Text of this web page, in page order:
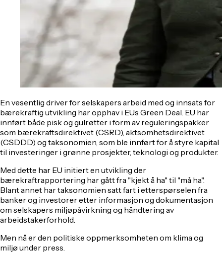
En vesentlig driver for selskapers arbeid med og innsats for
bærekraftig utvikling har opphav i EUs Green Deal. EU har
innført både pisk og gulrøtter i form av reguleringspakker
som bærekraftsdirektivet (CSRD), aktsomhetsdirektivet
(CSDDD) og taksonomien, som ble innført for å styre kapital
til investeringer i grønne prosjekter, teknologi og produkter.
Med dette har EU initiert en utvikling der
bærekraftrapportering har gått fra "kjekt å ha" til "må ha".
Blant annet har taksonomien satt fart i etterspørselen fra
banker og investorer etter informasjon og dokumentasjon
om selskapers miljøpåvirkning og håndtering av
arbeidstakerforhold.
Men nå er den politiske oppmerksomheten om klima og
miljø under press.